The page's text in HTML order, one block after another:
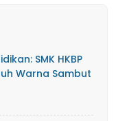
SMK HKBP
Warna Sambut